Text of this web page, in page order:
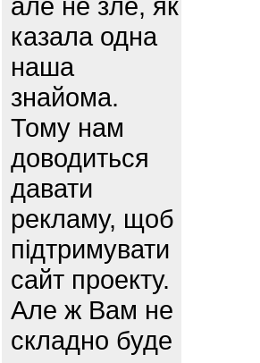
казала одна
наша
знайома.
Тому нам
доводиться
давати
рекламу, щоб
підтримувати
сайт проекту.
Але ж Вам не
складно буде